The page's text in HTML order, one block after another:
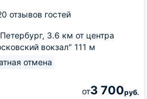
отзывов гостей
3.6 км от центра
вокзал" 111 м
отмена
от3 700руб.